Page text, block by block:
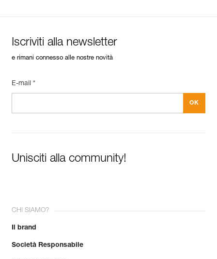
Iscriviti alla newsletter
e rimani connesso alle nostre novità
E-mail *
Unisciti alla community!
CHI SIAMO?
Il brand
Società Responsabile